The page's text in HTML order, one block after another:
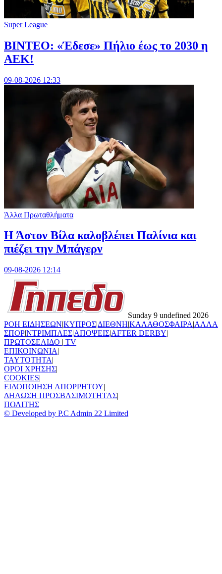
Super League
ΒΙΝΤΕΟ: «Έδεσε» Πήλιο έως το 2030 η
ΑΕΚ!
09-08-2026 12:33
Άλλα Πρωταθλήματα
Η Άστον Βίλα καλοβλέπει Παλίνια και
πιέζει την Μπάγερν
09-08-2026 12:14
Sunday 9 undefined 2026
ΡΟΗ ΕΙΔΗΣΕΩΝ|ΚΥΠΡΟΣ|ΔΙΕΘΝΗ|ΚΑΛΑΘΟΣΦΑΙΡΑ|ΑΛΛΑ
ΣΠΟΡ|ΝΤΡΙΜΠΛΕΣ|ΑΠΟΨΕΙΣ|AFTER DERBY|
ΠΡΩΤΟΣΕΛΙΔΟ | TV
ΕΠΙΚΟΙΝΩΝΙΑ|
TAYTOTHTA|
ΟΡΟΙ ΧΡΗΣΗΣ|
COOKIES|
ΕΙΔΟΠΟΙΗΣΗ ΑΠΟΡΡΗΤΟΥ|
ΔΗΛΩΣΗ ΠΡΟΣΒΑΣΙΜΟΤΗΤΑΣ|
ΠΟΛΙΤΗΣ
© Developed by P.C Admin 22 Limited